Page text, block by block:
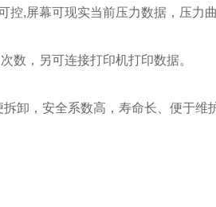
控,屏幕可现实当前压力数据，压力
数，另可连接打印机打印数据。
卸，安全系数高，寿命长、便于维